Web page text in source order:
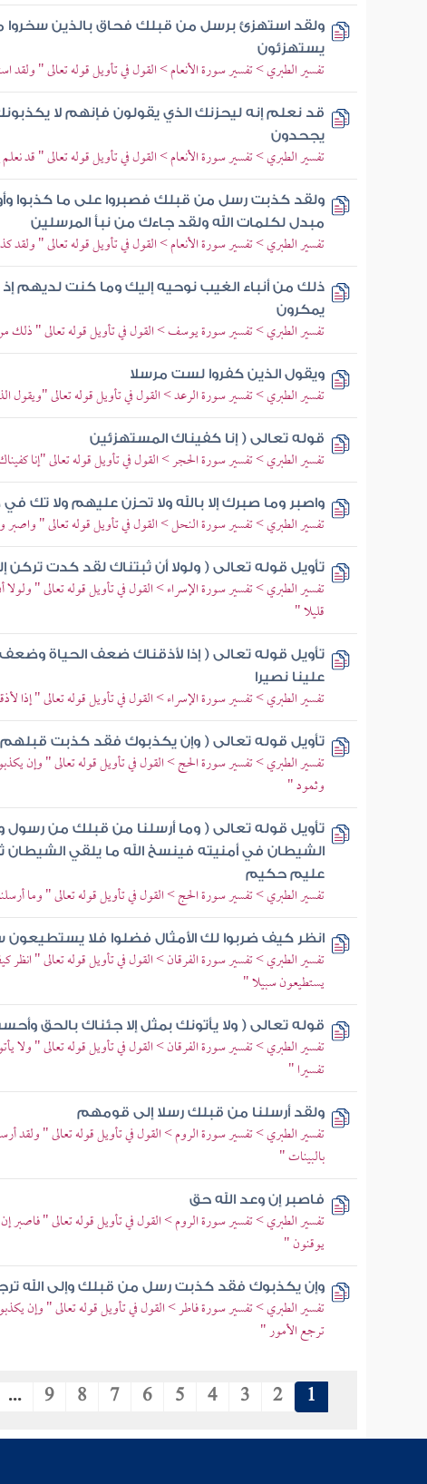
ولقد استهزئ برسل من قبلك فحاق بالذين سخروا
يستهزئون
تفسير الطبري > تفسير سورة الأنعام > القول في تأويل قوله تعالى "
قد نعلم إنه ليحزنك الذي يقولون فإنهم لا
يجحدون
تفسير الطبري > تفسير سورة الأنعام > القول في تأويل قوله تعالى " قد
ولقد كذبت رسل من قبلك فصبروا على ما كذبوا
مبدل لكلمات الله ولقد جاءك من نبأ المرسلين
تفسير الطبري > تفسير سورة الأنعام > القول في تأويل قوله تعالى "
ذلك من أنباء الغيب نوحيه إليك وما كنت لديهم
يمكرون
تفسير الطبري > تفسير سورة يوسف > القول في تأويل قوله تعالى " ذلك
ويقول الذين كفروا لست مرسلا
تفسير الطبري > تفسير سورة الرعد > القول في تأويل قوله تعالى
قوله تعالى ( إنا كفيناك المستهزئين
تفسير الطبري > تفسير سورة الحجر > القول في تأويل قوله تعالى "إنا
واصبر وما صبرك إلا بالله ولا تحزن عليهم ولا تك
تفسير الطبري > تفسير سورة النحل > القول في تأويل قوله تعالى " واصبر
تأويل قوله تعالى ( ولولا أن ثبتناك لقد كدت تركن
تفسير الطبري > تفسير سورة الإسراء > القول في تأويل قوله تعالى "
قليلا "
تأويل قوله تعالى ( إذا لأذقناك ضعف الحياة
علينا نصيرا
تفسير الطبري > تفسير سورة الإسراء > القول في تأويل قوله تعالى "
تأويل قوله تعالى ( وإن يكذبوك فقد كذبت
تفسير الطبري > تفسير سورة الحج > القول في تأويل قوله تعالى " وإن
وثمود "
تأويل قوله تعالى ( وما أرسلنا من قبلك من رسول
الشيطان في أمنيته فينسخ الله ما يلقي الشيطان
عليم حكيم
تفسير الطبري > تفسير سورة الحج > القول في تأويل قوله تعالى " وما
انظر كيف ضربوا لك الأمثال فضلوا فلا يستطيعون
تفسير الطبري > تفسير سورة الفرقان > القول في تأويل قوله تعالى "
يستطيعون سبيلا "
قوله تعالى ( ولا يأتونك بمثل إلا جئناك بالحق
تفسير الطبري > تفسير سورة الفرقان > القول في تأويل قوله تعالى " ولا
تفسيرا "
ولقد أرسلنا من قبلك رسلا إلى قومهم
تفسير الطبري > تفسير سورة الروم > القول في تأويل قوله تعالى " ولقد
بالبينات "
فاصبر إن وعد الله حق
تفسير الطبري > تفسير سورة الروم > القول في تأويل قوله تعالى "
يوقنون "
وإن يكذبوك فقد كذبت رسل من قبلك وإلى الله
تفسير الطبري > تفسير سورة فاطر > القول في تأويل قوله تعالى " وإن
ترجع الأمور "
1
2
3
4
5
6
7
8
9
...